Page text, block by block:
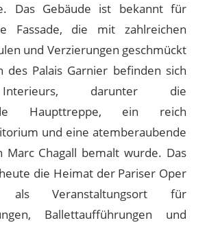
Das Gebäude ist bekannt für
Fassade, die mit zahlreichen
und Verzierungen geschmückt
Palais Garnier befinden sich
darunter die
Haupttreppe, ein reich
und eine atemberaubende
Marc Chagall bemalt wurde. Das
die Heimat der Pariser Oper
Veranstaltungsort für
Ballettaufführungen und